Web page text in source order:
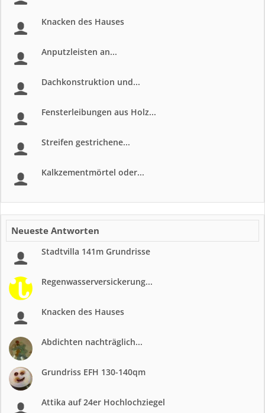
Knacken des Hauses
Anputzleisten an...
Dachkonstruktion und...
Fensterleibungen aus Holz...
Streifen gestrichene...
Kalkzementmörtel oder...
Neueste Antworten
Stadtvilla 141m Grundrisse
Regenwasserversickerung...
Knacken des Hauses
Abdichten nachträglich...
Grundriss EFH 130-140qm
Attika auf 24er Hochlochziegel